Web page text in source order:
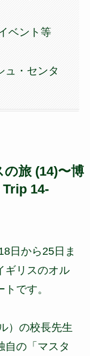
ベント等
ュ・センタ
旅 (14)〜博
14-
日から25日ま
ギリスのオル
です。
）の校長先生
自の「マスタ